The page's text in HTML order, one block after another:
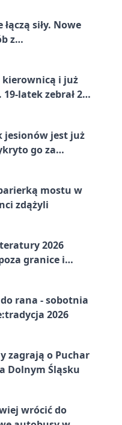
siły. Nowe
z
kierownicą i już
latek zebrał 23
jesionów jest już
go za
mostu w
zdążyli
2026
granice i
rana - sobotnia
2026
zagrają o Puchar
Dolnym Śląsku
wrócić do